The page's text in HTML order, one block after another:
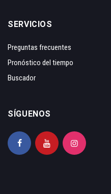
SERVICIOS
Preguntas frecuentes
Pronóstico del tiempo
Buscador
SÍGUENOS